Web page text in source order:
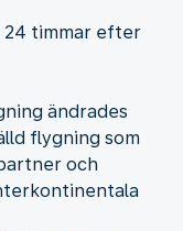
24 timmar efter
ändrades
flygning som
och